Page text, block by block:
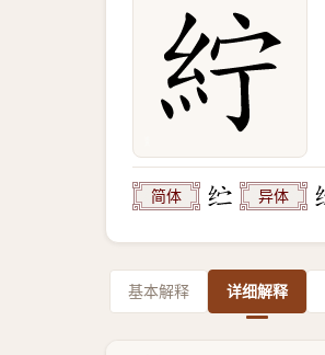
简体 异体
基本解释 详细解释